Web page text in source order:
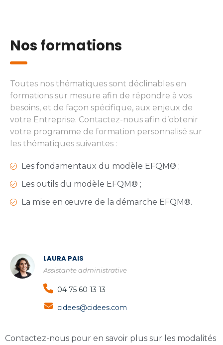
Nos formations
Toutes nos thématiques sont déclinables en
formations sur mesure afin de répondre à vos
besoins, et de façon spécifique, aux enjeux de
votre Entreprise. Contactez-nous afin d’obtenir
votre programme de formation personnalisé sur
les thématiques suivantes :
Les fondamentaux du modèle EFQM® ;
Les outils du modèle EFQM® ;
La mise en œuvre de la démarche EFQM®.
LAURA PAIS
Assistante administrative
04 75 60 13 13
cidees@cidees.com
Contactez-nous pour en savoir plus sur les modalités